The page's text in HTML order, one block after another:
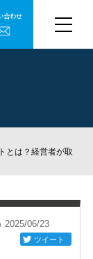
合わせ
とは？経営者が取
2025/06/23
ツイート